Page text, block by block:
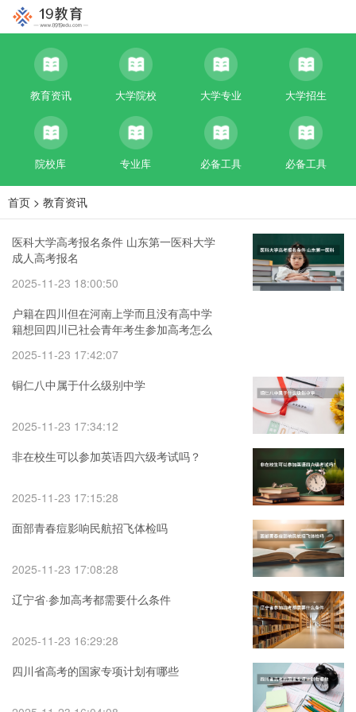
教育资讯 大学院校 大学专业 大学招生
院校库 专业库 必备工具 必备工具
首页 > 教育资讯
医科大学高考报名条件 山东第一医科大学
成人高考报名
2025-11-23 18:00:50
户籍在四川但在河南上学而且没有高中学
籍想回四川已社会青年考生参加高考怎么
2025-11-23 17:42:07
铜仁八中属于什么级别中学
2025-11-23 17:34:12
非在校生可以参加英语四六级考试吗？
2025-11-23 17:15:28
面部青春痘影响民航招飞体检吗
2025-11-23 17:08:28
辽宁省·参加高考都需要什么条件
2025-11-23 16:29:28
四川省高考的国家专项计划有哪些